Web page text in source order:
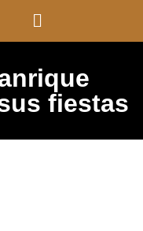
fiestas